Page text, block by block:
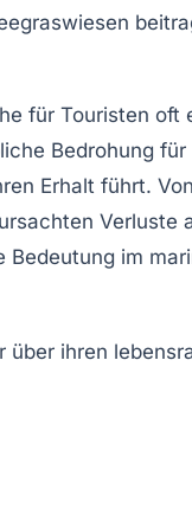
für Touristen
Bedrohung
Erhalt führt.
Verluste
Bedeutung im